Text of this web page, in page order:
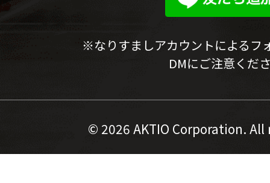
※なりすましアカウントによるフ
DMにご注意くだ
© 2026 AKTIO Corporation.